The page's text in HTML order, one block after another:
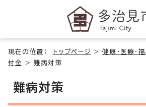
現在の位置： トップページ >健康・医療・
付金
>難病対策
難病対策